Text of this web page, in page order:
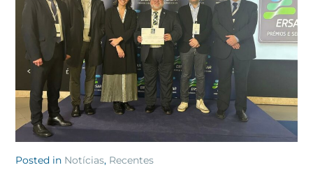
Posted in Notícias, Recentes